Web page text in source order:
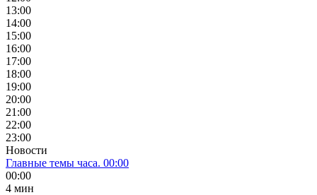
13:00
14:00
15:00
16:00
17:00
18:00
19:00
20:00
21:00
22:00
23:00
Новости
Главные темы часа. 00:00
00:00
4 мин